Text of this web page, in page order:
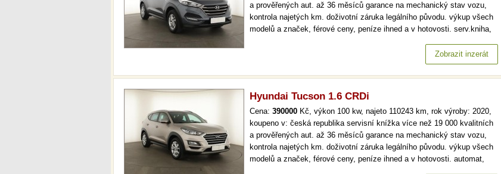
a prověřených aut. až 36 měsíců garance na mechanický stav vozu,
kontrola najetých km. doživotní záruka legálního původu. výkup všech
modelů a značek, férové ceny, peníze ihned a v hotovosti. serv.kniha,
měsíců garance na mechanický stav vozu, kontrola najetých…
Zobrazit inzerát
Hyundai Tucson 1.6 CRDi
Cena: 390000 Kč, výkon 100 kw, najeto 110243 km, rok výroby: 2020,
koupeno v: česká republika servisní knížka více než 19 000 kvalitních
a prověřených aut. až 36 měsíců garance na mechanický stav vozu,
kontrola najetých km. doživotní záruka legálního původu. výkup všech
modelů a značek, férové ceny, peníze ihned a v hotovosti. automat,